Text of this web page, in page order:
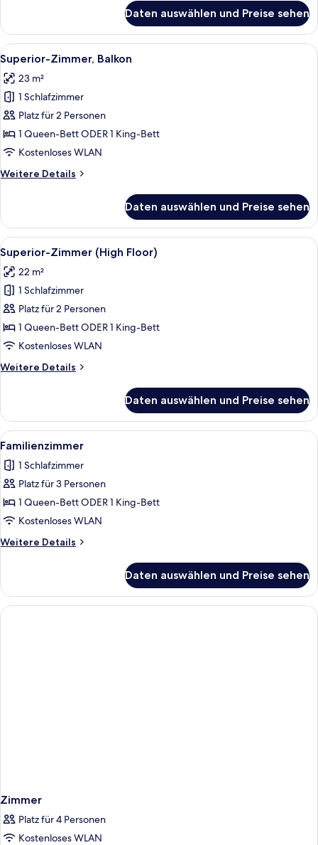
Zimmer
Daten auswählen und Preise sehen
Alle
Fotos
für
Superior-
Zimmer,
Balkon
anzeigen
Ein Hotelzimmer mit einem großen
4
Superior-Zimmer, Balkon
23 m²
1 Schlafzimmer
Platz für 2 Personen
1 Queen-Bett ODER 1 King-Bett
Kostenloses WLAN
Weitere Details
Weitere
Zimmer,
Balkon
Daten auswählen und Preise sehen
Alle
Fotos
für
Superior-
Zimmer
(High
Floor)
Ein Hotelzimmer mit Bett,
10
Superior-Zimmer (High Floor)
22 m²
1 Schlafzimmer
Platz für 2 Personen
1 Queen-Bett ODER 1 King-Bett
Kostenloses WLAN
Weitere Details
Weitere
Zimmer
(High
Floor)
Daten auswählen und Preise sehen
Alle
Fotos
für
Familienzimmer
anzeigen
Ein Hotelzimmer mit einem Bett,
6
Familienzimmer
1 Schlafzimmer
Platz für 3 Personen
1 Queen-Bett ODER 1 King-Bett
Kostenloses WLAN
Weitere Details
Weitere
Daten auswählen und Preise sehen
Zimmer
Platz für 4 Personen
Kostenloses WLAN